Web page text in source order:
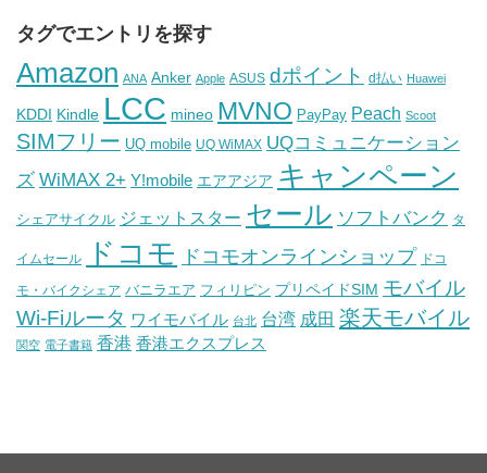
タグでエントリを探す
Amazon ANA Anker Apple ASUS dポイント d払い Huawei
KDDI Kindle LCC mineo MVNO PayPay Peach Scoot
SIMフリー UQ mobile UQ WiMAX UQコミュニケーション
ズ WiMAX 2+ Y!mobile エアアジア キャンペーン
シェアサイクル ジェットスター セール ソフトバンク タ
イムセール ドコモ ドコモオンラインショップ ドコ
モ・バイクシェア バニラエア フィリピン プリペイドSIM モバイル
Wi-Fiルータ ワイモバイル 台北 台湾 成田 楽天モバイル
関空 電子書籍 香港 香港エクスプレス